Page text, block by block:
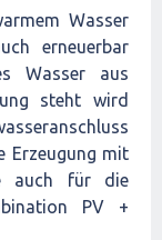
Wasser
erneuerbar
Wasser aus
steht wird
Erzeugung mit
auch für die
PV +